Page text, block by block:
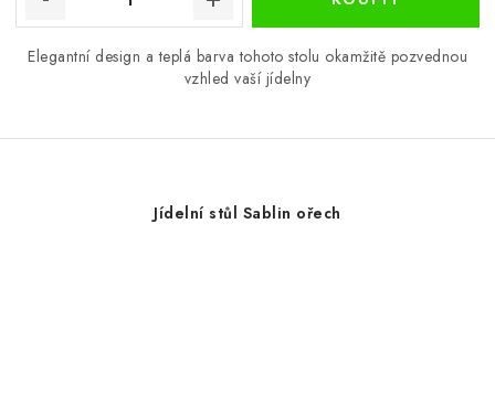
Elegantní design a teplá barva tohoto stolu okamžitě pozvednou
vzhled vaší jídelny
Jídelní stůl Sablin ořech